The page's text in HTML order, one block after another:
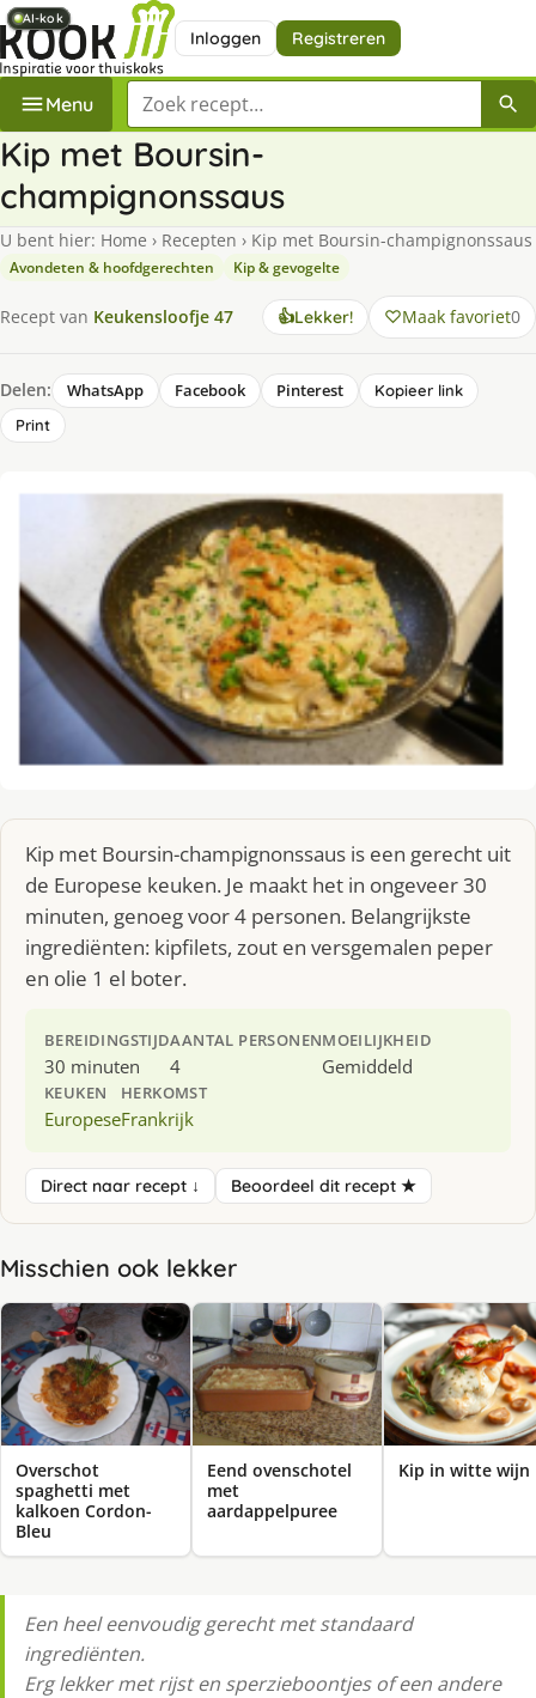
Inloggen Registreren
Menu Zoek een recept
Kip met Boursin-
champignonssaus
U bent hier: Home › Recepten › Kip met Boursin-champignonssaus
Avondeten & hoofdgerechten Kip & gevogelte
Recept van Keukensloofje 47 👍Lekker! Maak favoriet0
Delen: WhatsApp Facebook Pinterest
Kopieer link
Print
Kip met Boursin-champignonssaus is een gerecht uit
de Europese keuken. Je maakt het in ongeveer 30
minuten, genoeg voor 4 personen. Belangrijkste
ingrediënten: kipfilets, zout en versgemalen peper
en olie 1 el boter.
BEREIDINGSTIJD
30 minuten
AANTAL PERSONEN
4
MOEILIJKHEID
Gemiddeld
KEUKEN
Europese
HERKOMST
Frankrijk
Direct naar recept ↓ Beoordeel dit recept ★
Misschien ook lekker
Overschot
spaghetti met
kalkoen Cordon-
Bleu
Eend ovenschotel
met
aardappelpuree
AI-kok
Kip in witte wijn
AI-kok
AI-kok
AI-kok
Een heel eenvoudig gerecht met standaard
ingrediënten.
Erg lekker met rijst en sperzieboontjes of een andere